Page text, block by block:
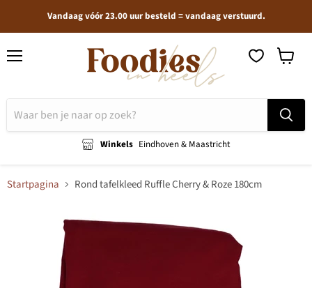
Vandaag vóór 23.00 uur besteld = vandaag verstuurd.
Winkels Eindhoven & Maastricht
Startpagina Rond tafelkleed Ruffle Cherry & Roze 180cm